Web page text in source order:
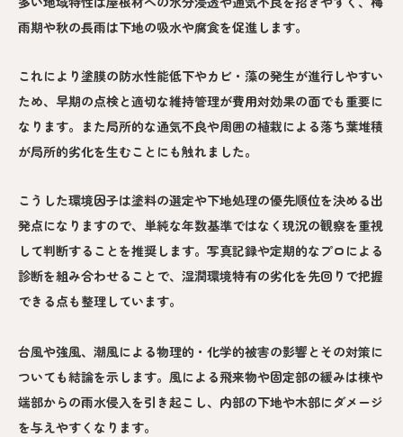
雨期や秋の長雨は下地の吸水や腐食を促進します。
これにより塗膜の防水性能低下やカビ・藻の発生が進行しやすい
ため、早期の点検と適切な維持管理が費用対効果の面でも重要に
なります。また局所的な通気不良や周囲の植栽による落ち葉堆積
が局所的劣化を生むことにも触れました。
こうした環境因子は塗料の選定や下地処理の優先順位を決める出
発点になりますので、単純な年数基準ではなく現況の観察を重視
して判断することを推奨します。写真記録や定期的なプロによる
診断を組み合わせることで、湿潤環境特有の劣化を先回りで把握
できる点も整理しています。
台風や強風、潮風による物理的・化学的被害の影響とその対策に
ついても結論を示します。風による飛来物や固定部の緩みは棟や
端部からの雨水侵入を引き起こし、内部の下地や木部にダメージ
を与えやすくなります。